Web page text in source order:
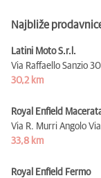
Najbliže
Latini Moto S.r.l.
Via Raffaello Sanzio
30,2 km
Royal Enfield
Via R. Murri Angolo
33,8 km
Royal Enfield Fermo